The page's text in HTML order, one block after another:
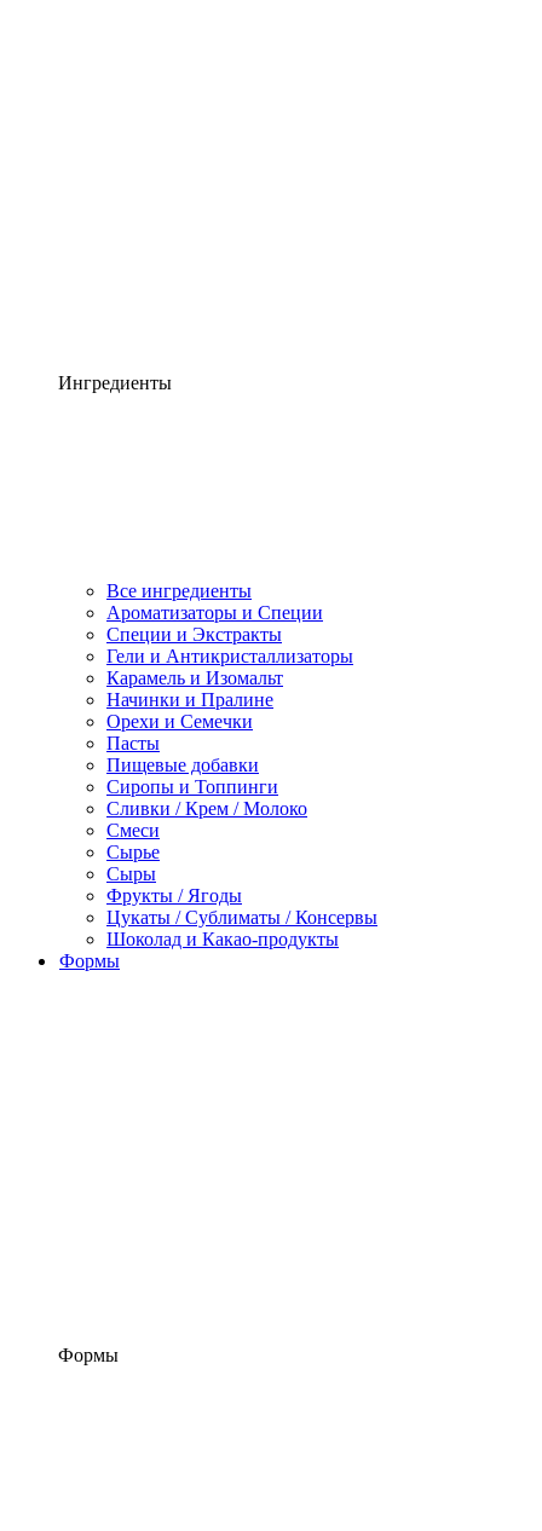
Ингредиенты
Все ингредиенты
Ароматизаторы и Специи
Специи и Экстракты
Гели и Антикристаллизаторы
Карамель и Изомальт
Начинки и Пралине
Орехи и Семечки
Пасты
Пищевые добавки
Сиропы и Топпинги
Сливки / Крем / Молоко
Смеси
Сырье
Сыры
Фрукты / Ягоды
Цукаты / Сублиматы / Консервы
Шоколад и Какао-продукты
Формы
Формы